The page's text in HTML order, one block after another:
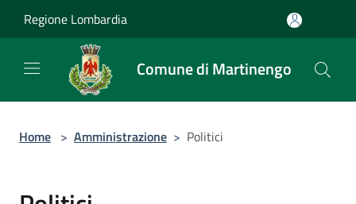
Regione Lombardia
Comune di Martinengo
Home > Amministrazione > Politici